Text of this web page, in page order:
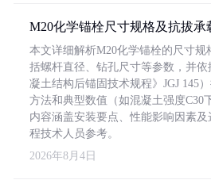
M20化学锚栓尺寸规格及抗拔承
本文详细解析M20化学锚栓的尺寸规
括螺杆直径、钻孔尺寸等参数，并
凝土结构后锚固技术规程》JGJ 145
方法和典型数值（如混凝土强度C30
内容涵盖安装要点、性能影响因素
程技术人员参考。
2026年8月4日